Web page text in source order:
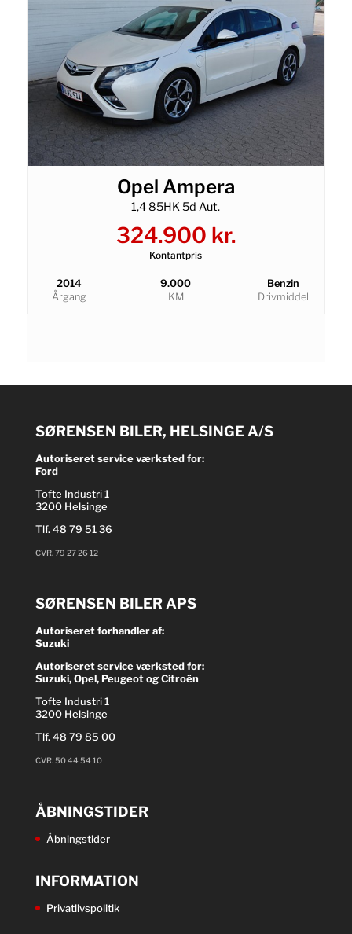
Opel Ampera
1,4 85HK 5d Aut.
324.900 kr.
Kontantpris
2014
Årgang
9.000
KM
Benzin
Drivmiddel
SØRENSEN BILER, HELSINGE A/S
Autoriseret service værksted for:
Ford
Tofte Industri 1
3200 Helsinge
Tlf.48 79 51 36
CVR. 79 27 26 12
SØRENSEN BILER APS
Autoriseret forhandler af:
Suzuki
Autoriseret service værksted for:
Suzuki, Opel, Peugeot og Citroën
Tofte Industri 1
3200 Helsinge
Tlf.48 79 85 00
CVR. 50 44 54 10
ÅBNINGSTIDER
Åbningstider
INFORMATION
Privatlivspolitik